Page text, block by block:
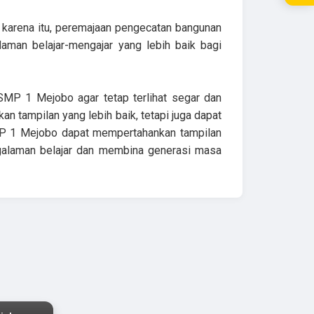
itu, peremajaan pengecatan bangunan
belajar-mengajar yang lebih baik bagi
1 Mejobo agar tetap terlihat segar dan
tampilan yang lebih baik, tetapi juga dapat
1 Mejobo dapat mempertahankan tampilan
belajar dan membina generasi masa